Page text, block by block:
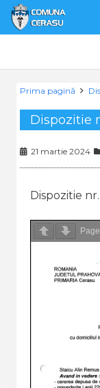
Prima pagină
Dispozitie
21 martie 2024
Dispozitie
Page